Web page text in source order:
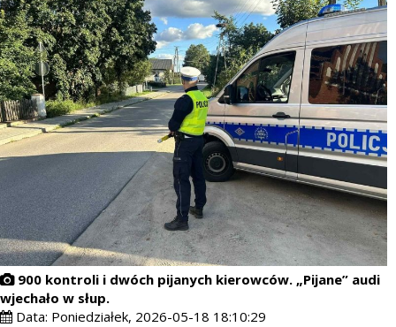
900 kontroli i dwóch pijanych kierowców. „Pijane” audi
wjechało w słup.
Data: Poniedziałek, 2026-05-18 18:10:29